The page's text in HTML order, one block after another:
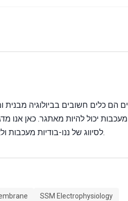
הם כלים חשובים בביולוגיה
מוצקה (SSM) לסיווג של ננו-בודיות מעכבות ולא מעכבות המתמקדות במשגרי ממברנות אלקטרוגניות.
SSM Electrophysiology